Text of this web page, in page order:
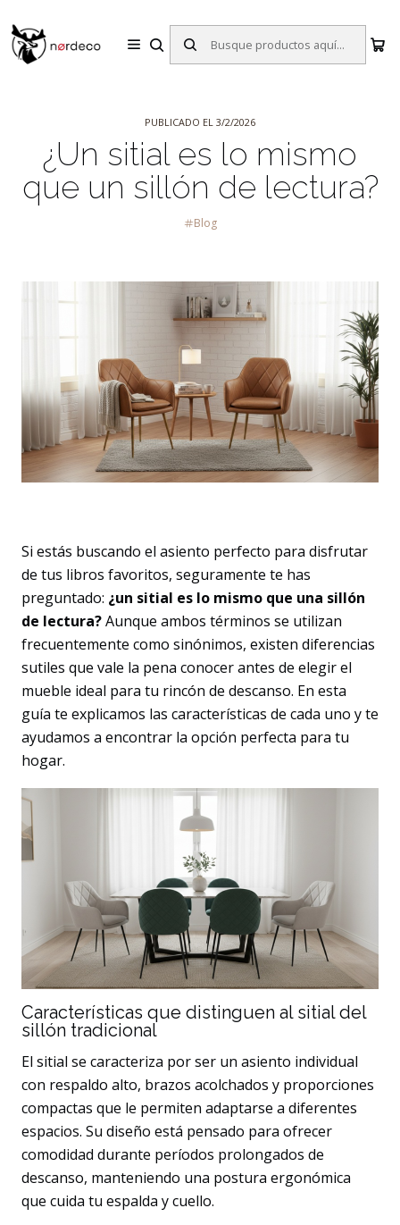
Inicio
PUBLICADO EL 3/2/2026
¿Un sitial es lo mismo
que un sillón de lectura?
Blog
Si estás buscando el asiento perfecto para disfrutar
de tus libros favoritos, seguramente te has
preguntado: ¿un sitial es lo mismo que una sillón
de lectura?Aunque ambos términos se utilizan
frecuentemente como sinónimos, existen diferencias
sutiles que vale la pena conocer antes de elegir el
mueble ideal para tu rincón de descanso. En esta
guía te explicamos las características de cada uno y te
ayudamos a encontrar la opción perfecta para tu
hogar.
Características que distinguen al sitial del
sillón tradicional
El sitial se caracteriza por ser un asiento individual
con respaldo alto, brazos acolchados y proporciones
compactas que le permiten adaptarse a diferentes
espacios. Su diseño está pensado para ofrecer
comodidad durante períodos prolongados de
descanso, manteniendo una postura ergonómica
que cuida tu espalda y cuello.